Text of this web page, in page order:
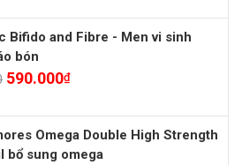
Bifido and Fibre - Men vi sinh
bón
590.000₫
Omega Double High Strength
bổ sung omega